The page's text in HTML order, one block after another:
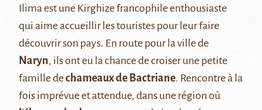
Ilima est une Kirghize francophile enthousiaste
qui aime accueillir les touristes pour leur faire
découvrir son pays. En route pour la ville de
Naryn, ils ont eu la chance de croiser une petite
famille dechameaux de Bactriane. Rencontre à la
fois imprévue et attendue, dans une région où